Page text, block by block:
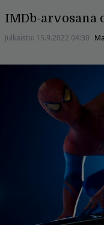
IMDb-arvosana
Julkaistu: 15.9.2022 04:30